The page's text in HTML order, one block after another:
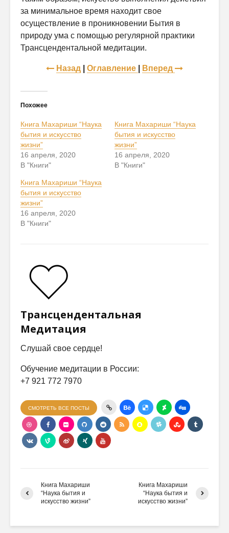
за минимальное время находит свое
осуществление в проникновении Бытия в
природу ума с помощью регулярной практики
Трансцендентальной медитации.
Назад Оглавление Вперед
Похожее
Книга Махариши “Наука
бытия и искусство
жизни”
16 апреля, 2020
В "Книги"
Книга Махариши “Наука
бытия и искусство
жизни”
16 апреля, 2020
В "Книги"
Книга Махариши “Наука
бытия и искусство
жизни”
16 апреля, 2020
В "Книги"
Трансцендентальная
Медитация
Слушай свое сердце!
Обучение медитации в России:
+7 921 772 7970
СМОТРЕТЬ ВСЕ ПОСТЫ
Книга Махариши
“Наука бытия и
искусство жизни”
Книга Махариши
“Наука бытия и
искусство жизни”